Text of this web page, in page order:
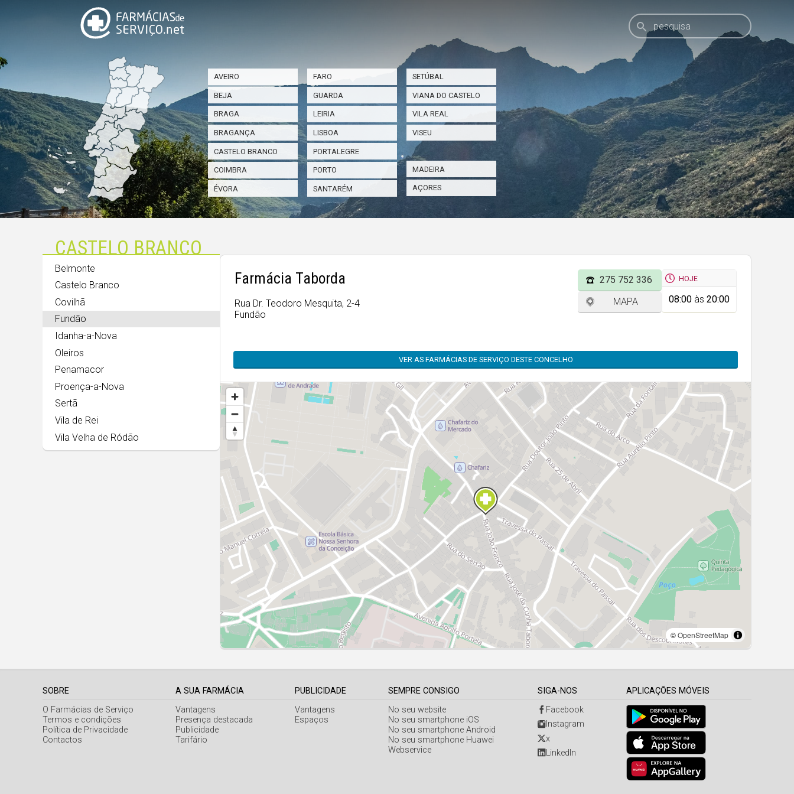
AVEIRO
BEJA
BRAGA
BRAGANÇA
CASTELO BRANCO
COIMBRA
ÉVORA
FARO
GUARDA
LEIRIA
LISBOA
PORTALEGRE
PORTO
SANTARÉM
SETÚBAL
VIANA DO CASTELO
VILA REAL
VISEU
MADEIRA
AÇORES
CASTELO BRANCO
Belmonte
Castelo Branco
Covilhã
Fundão
Idanha-a-Nova
Oleiros
Penamacor
Proença-a-Nova
Sertã
Vila de Rei
Vila Velha de Ródão
Farmácia Taborda
Rua Dr. Teodoro Mesquita, 2-4
Fundão
275 752 336
MAPA
HOJE
08:00às 20:00
VER AS FARMÁCIAS DE SERVIÇO DESTE CONCELHO
SOBRE
O Farmácias de Serviço
Termos e condições
Política de Privacidade
Contactos
A SUA FARMÁCIA
Vantagens
Presença destacada
Publicidade
Tarifário
PUBLICIDADE
Vantagens
Espaços
SEMPRE CONSIGO
No seu website
No seu smartphone iOS
No seu smartphone Android
No seu smartphone Huawei
Webservice
SIGA-NOS
Facebook
Instagram
x
LinkedIn
APLICAÇÕES MÓVEIS